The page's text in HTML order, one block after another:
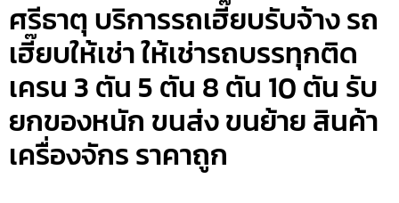
ศรีธาตุ บริการรถเฮี๊ยบรับจ้าง รถ
เฮี๊ยบให้เช่า ให้เช่ารถบรรทุกติด
เครน 3 ตัน 5 ตัน 8 ตัน 10 ตัน รับ
ยกของหนัก ขนส่ง ขนย้าย สินค้า
เครื่องจักร ราคาถูก